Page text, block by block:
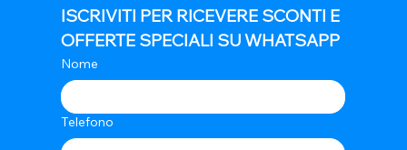
ISCRIVITI PER RICEVERE SCONTI E
OFFERTE SPECIALI SU WHATSAPP
Nome
Telefono